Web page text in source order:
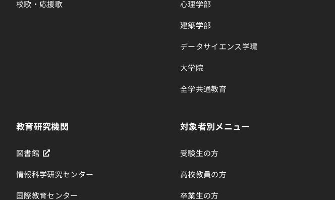
校歌・応援歌 心理学部
建築学部
データサイエンス学環
大学院
全学共通教育
教育研究機関
図書館
情報科学研究センター
国際教育センター
対象者別メニュー
受験生の方
高校教員の方
卒業生の方